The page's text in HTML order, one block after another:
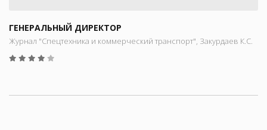
ГЕНЕРАЛЬНЫЙ ДИРЕКТОР
Журнал "Спецтехника и коммерческий транспорт", Закурдаев К.С.